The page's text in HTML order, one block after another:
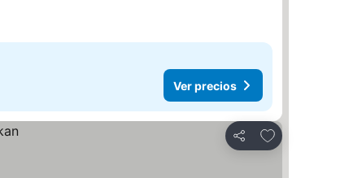
Ver precios
Compartir
Añadir a favoritos